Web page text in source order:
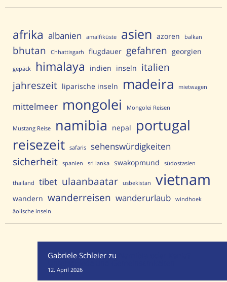
afrika albanien amalfiküste asien azoren balkan
bhutan Chhattisgarh flugdauer gefahren georgien
gepäck himalaya indien inseln italien
jahreszeit liparische inseln madeira mietwagen
mittelmeer mongolei Mongolei Reisen
Mustang Reise namibia nepal portugal
reisezeit safaris sehenswürdigkeiten
sicherheit spanien sri lanka swakopmund südostasien
thailand tibet ulaanbaatar usbekistan vietnam
wandern wanderreisen wanderurlaub
windhoek
äolische inseln
Gabriele Schleierzu
12. April 2026